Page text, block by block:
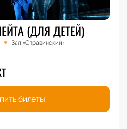
(ДЛЯ ДЕТЕЙ)
Зал «Стравинский»
билеты